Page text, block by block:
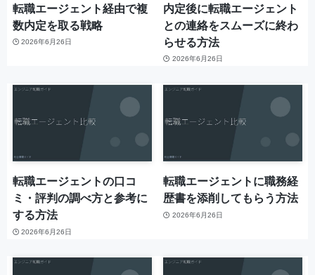
転職エージェント経由で複
数内定を取る戦略
2026年6月26日
内定後に転職エージェント
との連絡をスムーズに終わ
らせる方法
2026年6月26日
転職エージェントの口コ
ミ・評判の調べ方と参考に
する方法
2026年6月26日
転職エージェントに職務経
歴書を添削してもらう方法
2026年6月26日